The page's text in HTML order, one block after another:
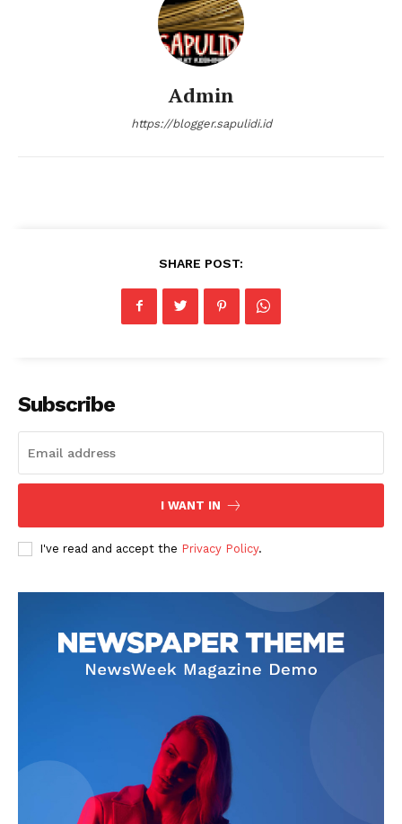
Admin
https://blogger.sapulidi.id
SHARE POST:
Subscribe
I WANT IN
I've read and accept the Privacy Policy.